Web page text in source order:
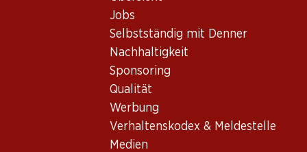
Jobs
Selbstständig mit Denner
Nachhaltigkeit
Sponsoring
Qualität
Werbung
Verhaltenskodex & Meldestelle
Medien